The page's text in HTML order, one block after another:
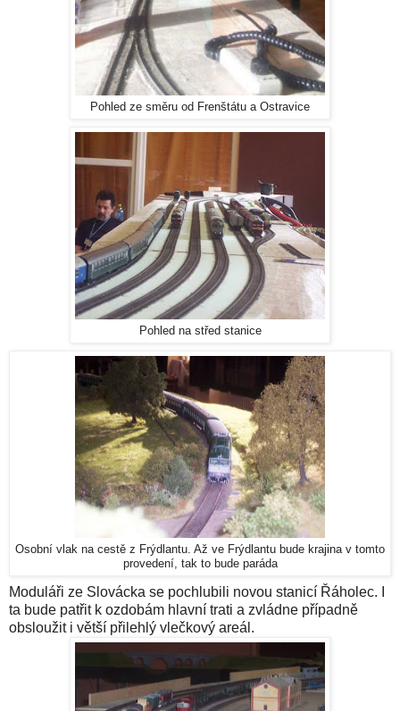
Pohled ze směru od Frenštátu a Ostravice
Pohled na střed stanice
Osobní vlak na cestě z Frýdlantu. Až ve Frýdlantu bude krajina v tomto
provedení, tak to bude paráda
Moduláři ze Slovácka se pochlubili novou stanicí Řáholec. I
ta bude patřit k ozdobám hlavní trati a zvládne případně
obsloužit i větší přilehlý vlečkový areál.